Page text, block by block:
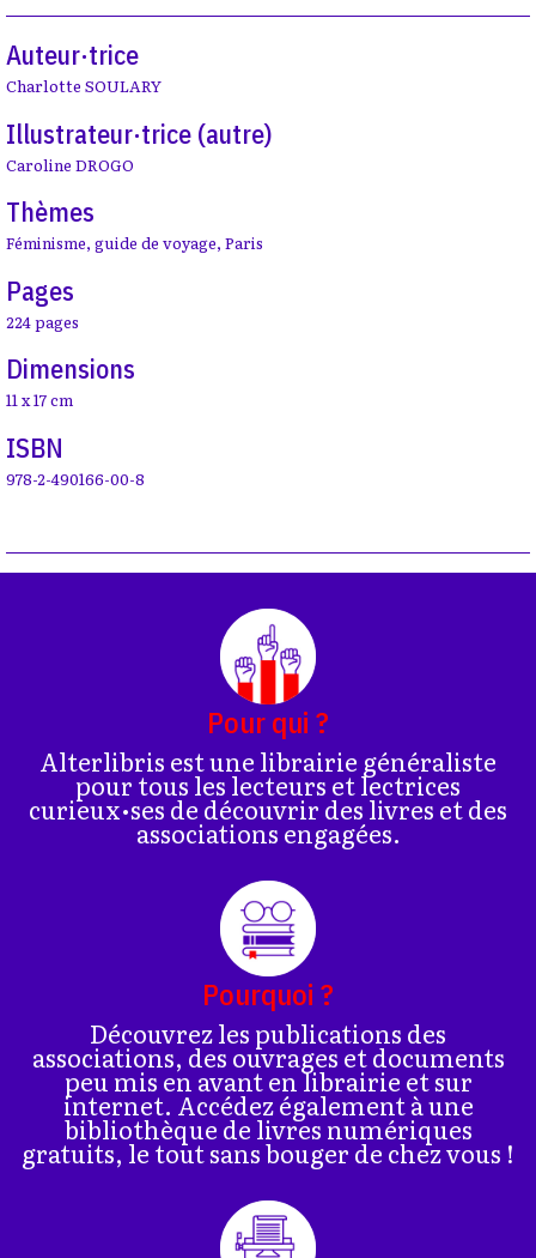
Auteur·trice
Charlotte SOULARY
Illustrateur·trice (autre)
Caroline DROGO
Thèmes
Féminisme, guide de voyage, Paris
Pages
224 pages
Dimensions
11 x 17 cm
ISBN
978-2-490166-00-8
Pour qui ?
Alterlibris est une librairie généraliste
pour tous les lecteurs et lectrices
curieux•ses de découvrir des livres et des
associations engagées.
Pourquoi ?
Découvrez les publications des
associations, des ouvrages et documents
peu mis en avant en librairie et sur
internet. Accédez également à une
bibliothèque de livres numériques
gratuits, le tout sans bouger de chez vous !